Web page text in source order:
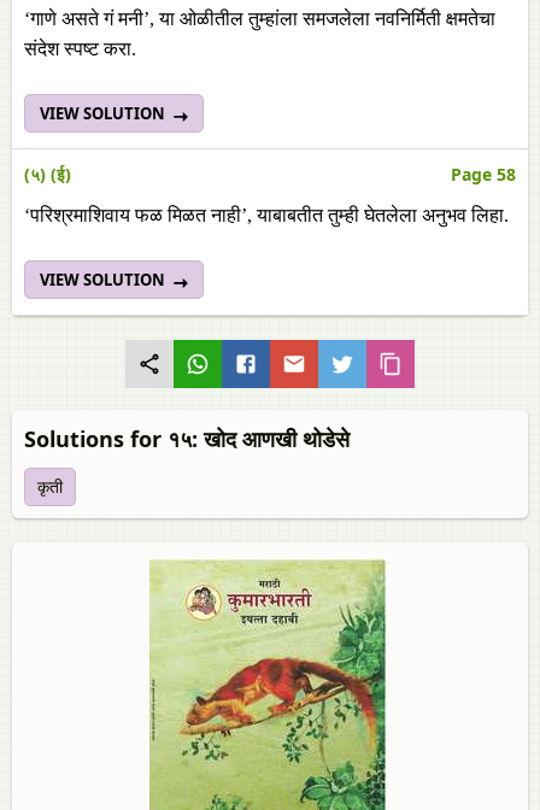
‘गाणे असते गं मनी’, या ओळीतील तुम्हांला समजलेला नवनिर्मिती क्षमतेचा
संदेश स्पष्ट करा.
VIEW SOLUTION
(५) (ई) Page 58
‘परिश्रमाशिवाय फळ मिळत नाही’, याबाबतीत तुम्ही घेतलेला अनुभव लिहा.
VIEW SOLUTION
Solutions for १५: खोद आणखी थोडेसे
कृती